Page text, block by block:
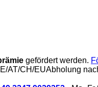
gefördert werden.
AT/CH/EUAbholung